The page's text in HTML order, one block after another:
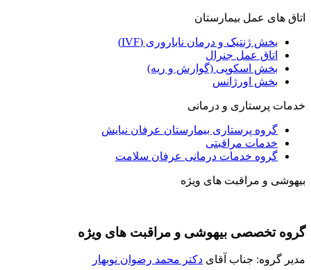
اتاق های عمل بیمارستان
بخش ژنتیک و درمان ناباروری (IVF)
اتاق عمل جنرال
بخش اسکوپی (گوارش و ریه)
بخش اورژانس
خدمات پرستاری و درمانی
گروه پرستاری بیمارستان عرفان نیایش
خدمات مراقبتی
گروه خدمات درمانی عرفان سلامت
بیهوشی و مراقبت های ویژه
گروه تخصصی بیهوشی و مراقبت های ویژه
مدیر گروه: جناب آقای دکتر محمد رضوان نوبهار